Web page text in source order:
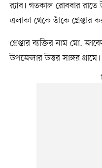
র‍্যাব। গতকাল রোববার
এলাকা থেকে তাঁকে গ্রেপ্তার
গ্রেপ্তার ব্যক্তির নাম মো.
উপজেলার উত্তর সাঙ্গর গ্রামে।